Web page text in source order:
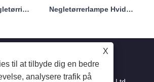
Negletørrer Negletørringslampe til neglelak 86w Negletørrerlampe Hvidhærdende Hurtig 80w bærbar
X
til at tilbyde dig en bedre
analysere trafik på